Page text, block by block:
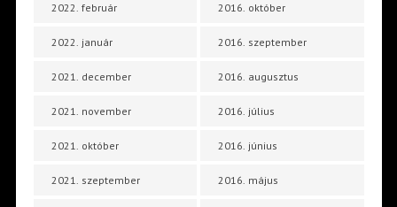
2022. február
2022. január
2021. december
2021. november
2021. október
2021. szeptember
2016. október
2016. szeptember
2016. augusztus
2016. július
2016. június
2016. május